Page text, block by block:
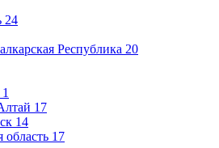
24
Республика 20
1
17
14
область 17